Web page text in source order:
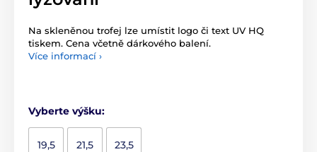
Na skleněnou trofej lze umístit logo či text UV HQ
tiskem. Cena včetně dárkového balení.
Více informací ›
Vyberte výšku:
19,5 21,5 23,5